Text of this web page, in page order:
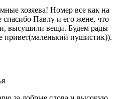
хозяева! Номер все как на
Павлу и его жене, что
высушили вещи. Будем рады
пушистик)).